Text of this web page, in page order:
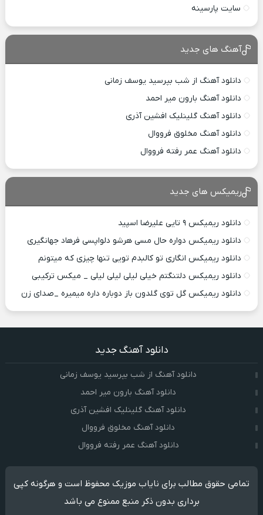
سایت پارسینه
آهنگ های جدید
دانلود آهنگ از شب بپرسید یوسف زمانی
دانلود آهنگ بارون میر احمد
دانلود آهنگ گلینلیک افشین آذری
دانلود آهنگ مخلوق فرووال
دانلود آهنگ عمر رفته فرووال
ریمیکس های جدید
دانلود ریمیکس ۹ تایی علیرضا اسپید
دانلود ریمیکس دواره حال مسی هرشو دلواپسی فرهاد جهانگیری
دانلود ریمیکس انگاری تو کالبدم تویی تنها چیزی که میتونم
دانلود ریمیکس دلتنگتم خیلی لیلی لیلی لیلی _ میکس ترکیبی
دانلود ریمیکس گل توی گلدون باز دوباره داره میمیره _صدای زن
دانلود آهنگ جدید
دانلود آهنگ از شب بپرسید یوسف زمانی
دانلود آهنگ بارون میر احمد
دانلود آهنگ گلینلیک افشین آذری
دانلود آهنگ مخلوق فرووال
دانلود آهنگ عمر رفته فرووال
تمامی حقوق مطالب برای نایاب موزیک محفوظ است و هرگونه کپی
برداری بدون ذکر منبع ممنوع می باشد